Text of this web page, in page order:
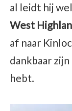
al leidt hij
West
af naar
dankbaar
hebt.